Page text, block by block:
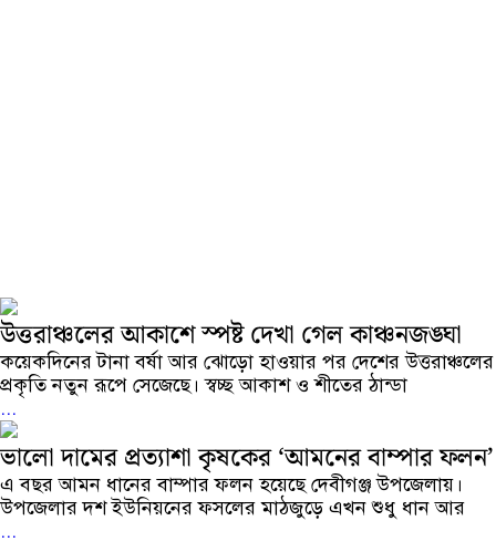
উত্তরাঞ্চলের আকাশে স্পষ্ট দেখা গেল কাঞ্চনজঙ্ঘা
কয়েকদিনের টানা বর্ষা আর ঝোড়ো হাওয়ার পর দেশের উত্তরাঞ্চলের
প্রকৃতি নতুন রূপে সেজেছে। স্বচ্ছ আকাশ ও শীতের ঠান্ডা
...
ভালো দামের প্রত্যাশা কৃষকের ‘আমনের বাম্পার ফলন’
এ বছর আমন ধানের বাম্পার ফলন হয়েছে দেবীগঞ্জ উপজেলায়।
উপজেলার দশ ইউনিয়নের ফসলের মাঠজুড়ে এখন শুধু ধান আর
...